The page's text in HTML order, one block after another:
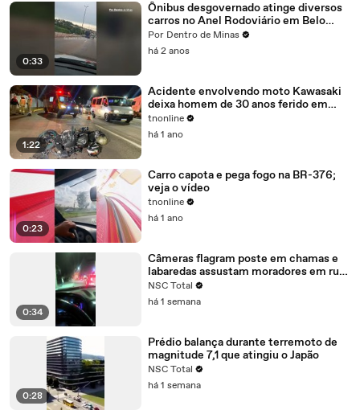
0:33
Ônibus desgovernado atinge diversos
carros no Anel Rodoviário em Belo
Horizonte
Por Dentro de Minas
há 2 anos
1:22
Acidente envolvendo moto Kawasaki
deixa homem de 30 anos ferido em
Apucarana
tnonline
há 1 ano
0:23
Carro capota e pega fogo na BR-376;
veja o vídeo
tnonline
há 1 ano
0:34
Câmeras flagram poste em chamas e
labaredas assustam moradores em rua
movimentada de Joinville
NSC Total
há 1 semana
0:28
Prédio balança durante terremoto de
magnitude 7,1 que atingiu o Japão
NSC Total
há 1 semana